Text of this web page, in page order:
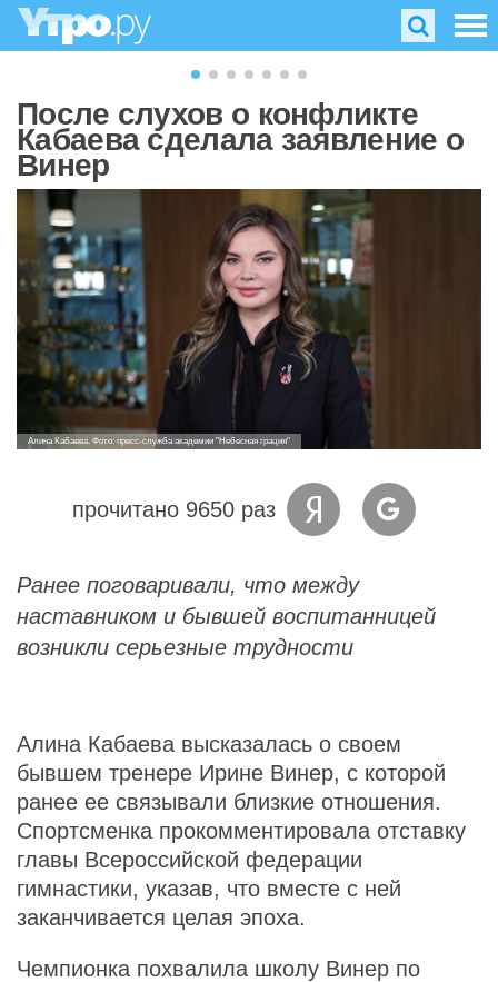
После слухов о конфликте
Кабаева сделала заявление о
Винер
Алина Кабаева. Фото: пресс-служба академии "Небесная грация"
прочитано 9650 раз
Ранее поговаривали, что между
наставником и бывшей воспитанницей
возникли серьезные трудности
Алина Кабаева высказалась о своем
бывшем тренере Ирине Винер, с которой
ранее ее связывали близкие отношения.
Спортсменка прокомментировала отставку
главы Всероссийской федерации
гимнастики, указав, что вместе с ней
заканчивается целая эпоха.
Чемпионка похвалила школу Винер по